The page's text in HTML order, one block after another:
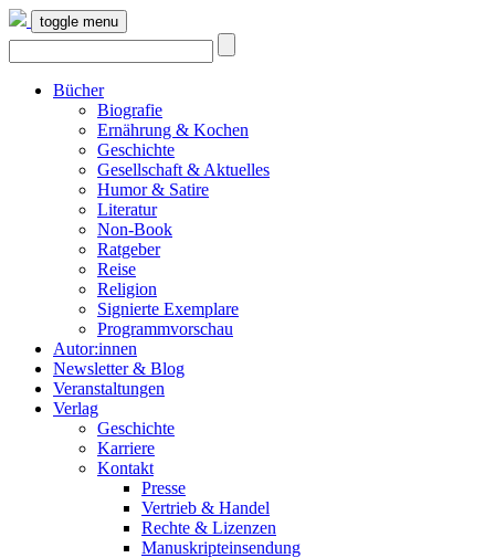
toggle menu
Bücher
Biografie
Ernährung & Kochen
Geschichte
Gesellschaft & Aktuelles
Humor & Satire
Literatur
Non-Book
Ratgeber
Reise
Religion
Signierte Exemplare
Programmvorschau
Autor:innen
Newsletter & Blog
Veranstaltungen
Verlag
Geschichte
Karriere
Kontakt
Presse
Vertrieb & Handel
Rechte & Lizenzen
Manuskripteinsendung